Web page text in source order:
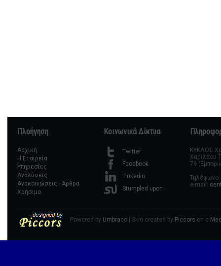
Πλοήγηση
Αρχική
Η Εταιρεία
Υπηρεσίες
Αναλύσεις
Ανακοινώσεις - Άρθρα
Χρήσιμα
Κοινωνικά Δίκτυα
Twitter
Facebook
Linkedin
Stumpled upon
ΚΥΚΛΟΣ
Χαριλάου
79
Τηλέφωνο:
e-mail:
Powered by Umbraco | Skin created by Piccors on a